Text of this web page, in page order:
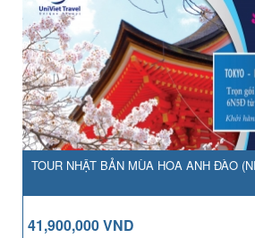
TOUR NHẬT BẢN MÙA HOA ANH ĐÀO
41,900,000 VND